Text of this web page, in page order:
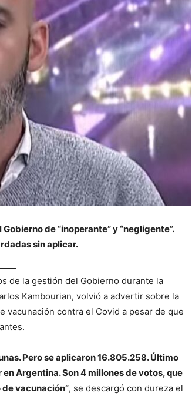
de “inoperante” y “negligente”.
sin aplicar.
de la gestión del Gobierno durante la
Kambourian, volvió a advertir sobre la
vacunación contra el Covid a pesar de que
Pero se aplicaron 16.805.258. Último
Argentina. Son 4 millones de votos, que
vacunación”, se descargó con dureza el